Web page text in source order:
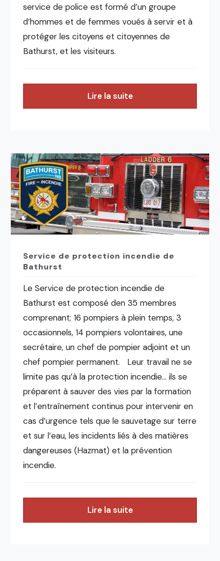
service de police est formé d’un groupe
d’hommes et de femmes voués à servir et à
protéger les citoyens et citoyennes de
Bathurst, et les visiteurs.
Lire la suite
Service de protection incendie de
Bathurst
Le Service de protection incendie de
Bathurst est composé den 35 membres
comprenant; 16 pompiers à plein temps, 3
occasionnels, 14 pompiers volontaires, une
secrétaire, un chef de pompier adjoint et un
chef pompier permanent. Leur travail ne se
limite pas qu’à la protection incendie… ils se
préparent à sauver des vies par la formation
et l’entraînement continus pour intervenir en
cas d’urgence tels que le sauvetage sur terre
et sur l’eau, les incidents liés à des matières
dangereuses (Hazmat) et la prévention
incendie.
Lire la suite